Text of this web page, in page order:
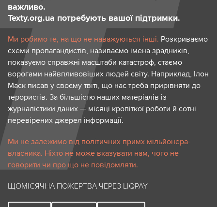
важливо.
Texty.org.ua потребують вашої підтримки.
Ми робимо те, на що не наважуються інші. Розкриваємо
схеми пропагандистів, називаємо імена зрадників,
показуємо справжні масштаби катастроф, стаємо
ворогами найвпливовіших людей світу. Наприклад, Ілон
Маск писав у своєму твіті, що нас треба прирівняти до
терористів. За більшістю наших матеріалів із
журналістики даних — місяці кропіткої роботи й сотні
перевірених джерел інформації.
Ми не залежимо від політичних примх мільйонера-
власника. Ніхто не може вказувати нам, чого не
говорити чи про що не повідомляти.
ЩОМІСЯЧНА ПОЖЕРТВА ЧЕРЕЗ LIQPAY